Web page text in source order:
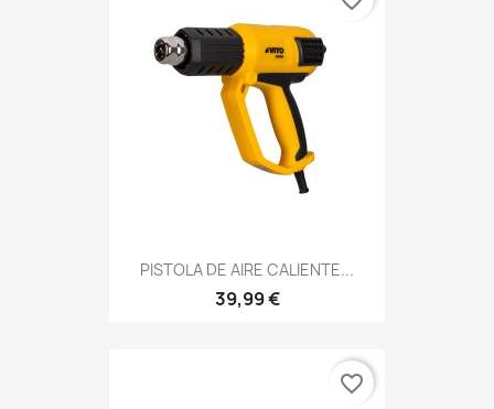
PISTOLA DE AIRE CALIENTE...
39,99 €
favorite_border